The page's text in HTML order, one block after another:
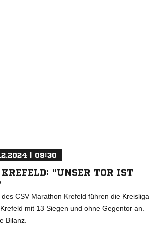
| 09:30
"UNSER TOR IST
CSV Marathon Krefeld führen die Kreisliga
mit 13 Siegen und ohne Gegentor an.
Bilanz.